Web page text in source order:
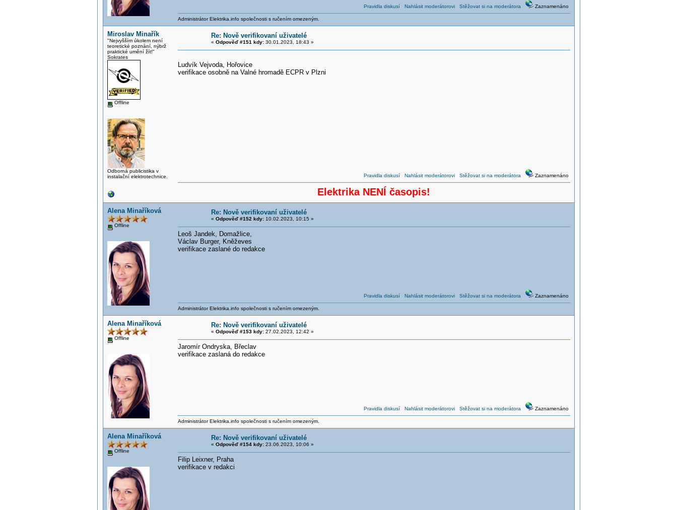
Pravidla diskusí Nahlásit moderátorovi Stěžovat si na moderátora Zaznamenáno
Administrátor Elektrika.info společnosti s ručením omezeným.
Miroslav Minařík
"Nejvyšším úkolem není
teoretické poznání, nýbrž
praktické umění žít!"
Sokrates
Offline
Odborná publicistika v
instalační elektrotechnice.
Re: Nově verifikovaní uživatelé
« Odpověď #151 kdy:30.01.2023, 18:43 »
Ludvík Vejvoda, Hořovice
verifikace osobně na Valné hromadě ECPR v Plzni
Pravidla diskusí Nahlásit moderátorovi Stěžovat si na moderátora Zaznamenáno
Elektrika NENÍ časopis!
Alena Minaříková
Offline
Re: Nově verifikovaní uživatelé
« Odpověď #152 kdy:10.02.2023, 10:15 »
Leoš Jandek, Domažlice,
Václav Burger, Kněževes
verifikace zaslané do redakce
Pravidla diskusí Nahlásit moderátorovi Stěžovat si na moderátora Zaznamenáno
Administrátor Elektrika.info společnosti s ručením omezeným.
Alena Minaříková
Offline
Re: Nově verifikovaní uživatelé
« Odpověď #153 kdy:27.02.2023, 12:42 »
Jaromír Ondryska, Břeclav
verifikace zaslaná do redakce
Pravidla diskusí Nahlásit moderátorovi Stěžovat si na moderátora Zaznamenáno
Administrátor Elektrika.info společnosti s ručením omezeným.
Alena Minaříková
Offline
Re: Nově verifikovaní uživatelé
« Odpověď #154 kdy:23.06.2023, 10:06 »
Filip Leixner, Praha
verifikace v redakci